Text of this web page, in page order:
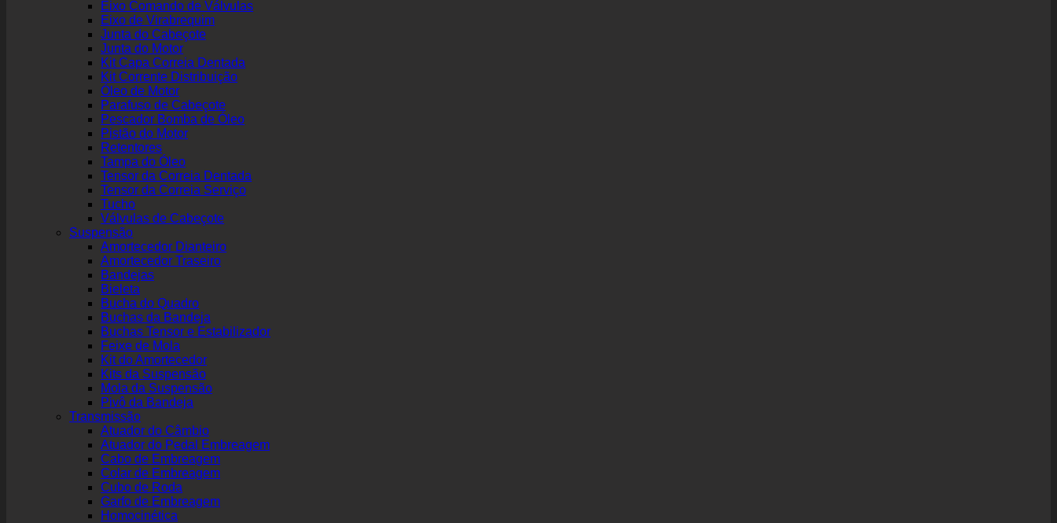
Eixo Comando de Válvulas
Eixo de Virabrequim
Junta do Cabeçote
Junta do Motor
Kit Capa Correia Dentada
Kit Corrente Distribuição
Óleo de Motor
Parafuso de Cabeçote
Pescador Bomba de Óleo
Pistão do Motor
Retentores
Tampa do Óleo
Tensor da Correia Dentada
Tensor da Correia Serviço
Tucho
Válvulas de Cabeçote
Suspensão
Amortecedor Dianteiro
Amortecedor Traseiro
Bandejas
Bieleta
Bucha do Quadro
Buchas da Bandeja
Buchas Tensor e Estabilizador
Feixe de Mola
Kit do Amortecedor
Kits da Suspensão
Mola da Suspensão
Pivô da Bandeja
Transmissão
Atuador do Câmbio
Atuador do Pedal Embreagem
Cabo de Embreagem
Colar de Embreagem
Cubo de Roda
Garfo de Embreagem
Homocinética